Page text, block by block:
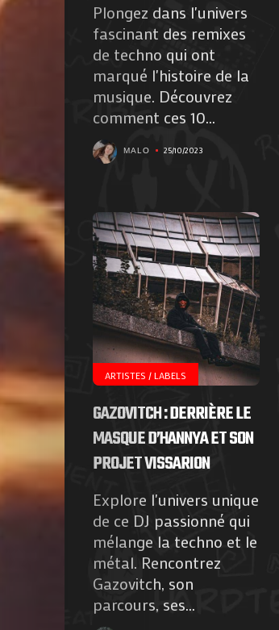
Plongez dans l'univers
fascinant des remixes
de techno qui ont
marqué l'histoire de la
musique. Découvrez
comment ces 10...
MALO 25/10/2023
ARTISTES / LABELS
GAZOVITCH : DERRIÈRE LE
MASQUE D’HANNYA ET SON
PROJET VISSARION
Explore l'univers unique
de ce DJ passionné qui
mélange la techno et le
métal. Rencontrez
Gazovitch, son
parcours, ses...